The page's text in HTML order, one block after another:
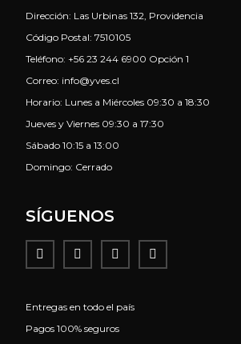
Dirección: Las Urbinas 132, Providencia
Código Postal: 7510105
Teléfono: +56 23 244 6900 Opción 1
Correo: info@yves.cl
Horario: Lunes a Miércoles 09:30 a 18:30
Jueves y Viernes 09:30 a 17:30
Sábado 10:15 a 13:00
Domingo: Cerrado
SÍGUENOS
Entregas en todo el país
Pagos 100% seguros